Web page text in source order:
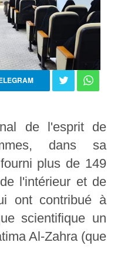
de l'esprit de
dans sa
plus de 149
l'intérieur et de
ont contribué à
scientifique un
Al-Zahra (que